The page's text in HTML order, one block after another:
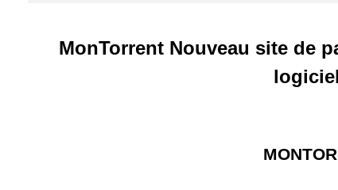
MonTorrent Nouveau site de